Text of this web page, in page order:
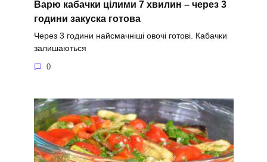
Варю кабачки цілими 7 хвилин – через 3
години закуска готова
Через 3 години найсмачніші овочі готові. Кабачки
залишаються
0